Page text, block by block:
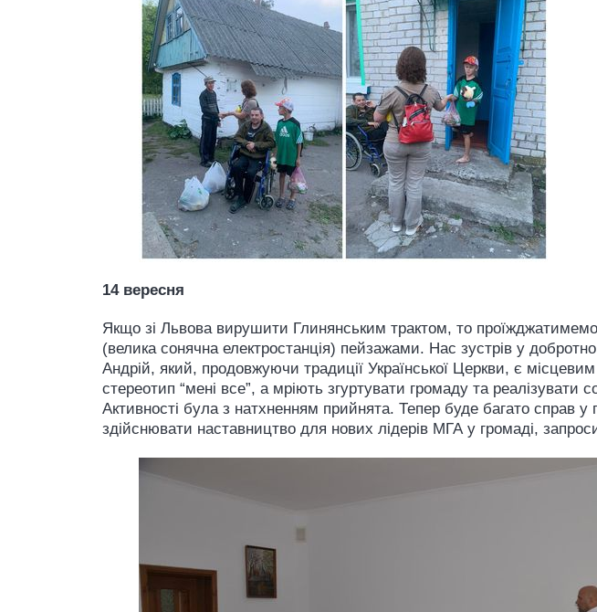
14 вересня
Якщо зі Львова вирушити Глинянським трактом, то
(велика сонячна електростанція) пейзажами. Нас зустрів у
Андрій, який, продовжуючи традиції Української Церкви, є
стереотип “мені все”, а мріють згуртувати громаду та реалізувати
Активності була з натхненням прийнята. Тепер буде багато справ
здійснювати наставництво для нових лідерів МГА у громаді,